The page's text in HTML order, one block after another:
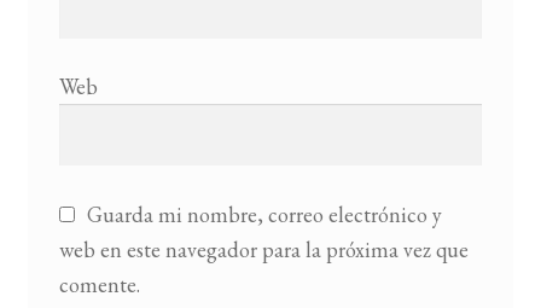
Web
Guarda mi nombre, correo electrónico y
web en este navegador para la próxima vez que
comente.